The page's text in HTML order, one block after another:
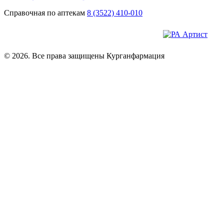
Справочная по аптекам 8 (3522) 410-010
© 2026. Все права защищены Курганфармация